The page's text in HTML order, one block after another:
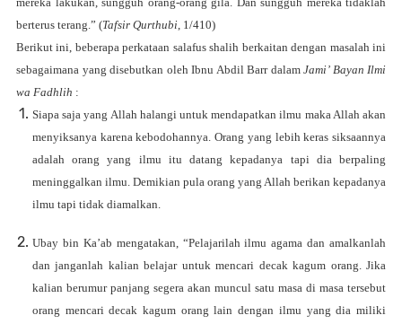
berterus terang.” (Tafsir Qurthubi , 1/410)
Berikut ini, beberapa perkataan salafus shalih berkaitan dengan masalah ini
sebagaimana yang disebutkan oleh Ibnu Abdil Barr dalam Jami’ Bayan Ilmi
wa Fadhlih :
Siapa saja yang Allah halangi untuk mendapatkan ilmu maka Allah akan
menyiksanya karena kebodohannya. Orang yang lebih keras siksaannya
adalah orang yang ilmu itu datang kepadanya tapi dia berpaling
meninggalkan ilmu. Demikian pula orang yang Allah berikan kepadanya
ilmu tapi tidak diamalkan.
Ubay bin Ka’ab mengatakan, “Pelajarilah ilmu agama dan amalkanlah
dan janganlah kalian belajar untuk mencari decak kagum orang. Jika
kalian berumur panjang segera akan muncul satu masa di masa tersebut
orang mencari decak kagum orang lain dengan ilmu yang dia miliki